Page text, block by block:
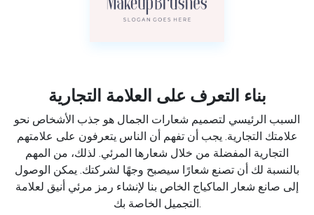
بناء التعرف على العلامة التجارية
السبب الرئيسي لتصميم شعارات الجمال هو جذب الأشخاص نحو
علامتك التجارية. يجب أن تفهم أن الناس يتعرفون على علامتهم
التجارية المفضلة من خلال شعارها المرئي. لذلك، من المهم
بالنسبة لك أن تصنع شعارًا سيصبح وجهًا لشركتك. يمكن الوصول
إلى صانع شعار الماكياج الخاص بنا لإنشاء رمز مرئي أنيق لعلامة
التجميل الخاصة بك.